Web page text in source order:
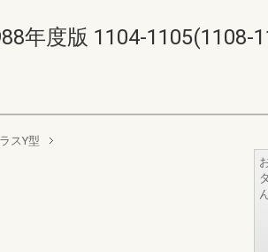
年度版 1104-1105(1108-
スY型